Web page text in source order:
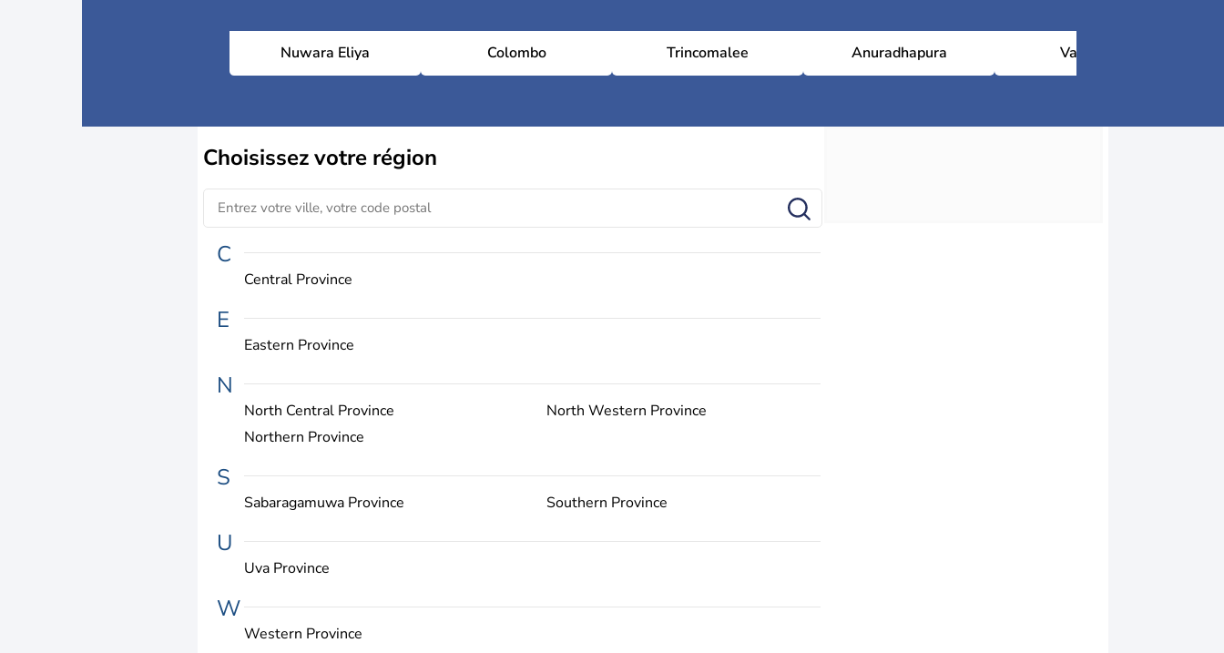
Nuwara Eliya Colombo Trincomalee Anuradhapura Vavuniya
Choisissezvotre région
C
Central Province
E
Eastern Province
N
North Central Province
North Western Province
Northern Province
S
Sabaragamuwa Province Southern Province
U
Uva Province
W
Western Province